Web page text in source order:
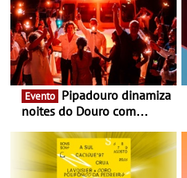
Evento
noites do Douro com
vinho, gastronomia e
música